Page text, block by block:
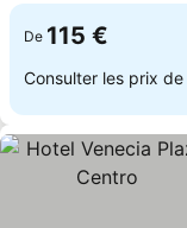
De 115 €
Consulter les prix de